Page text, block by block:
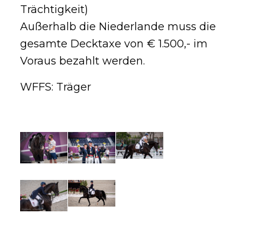
Trächtigkeit)
Außerhalb die Niederlande muss die
gesamte Decktaxe von € 1.500,- im
Voraus bezahlt werden.
WFFS: Träger